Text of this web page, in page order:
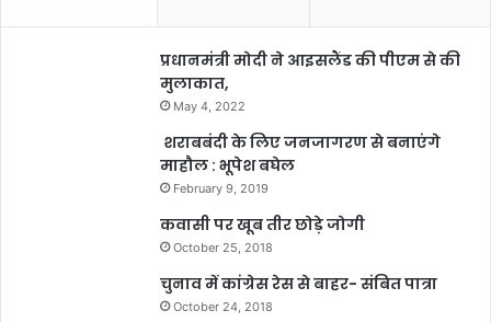
प्रधानमंत्री मोदी ने आइसलैंड की पीएम से की
मुलाकात,
May 4, 2022
शराबबंदी के लिए जनजागरण से बनाएंगे
माहौल : भूपेश बघेल
February 9, 2019
कवासी पर खूब तीर छोड़े जोगी
October 25, 2018
चुनाव में कांग्रेस रेस से बाहर- संबित पात्रा
October 24, 2018